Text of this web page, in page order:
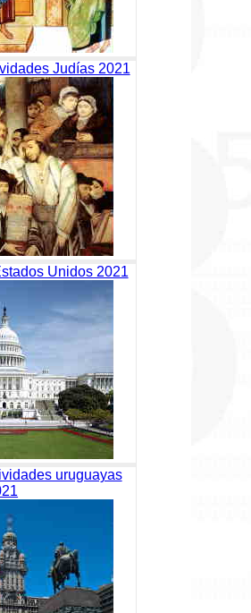
Judías 2021
Unidos 2021
uruguayas